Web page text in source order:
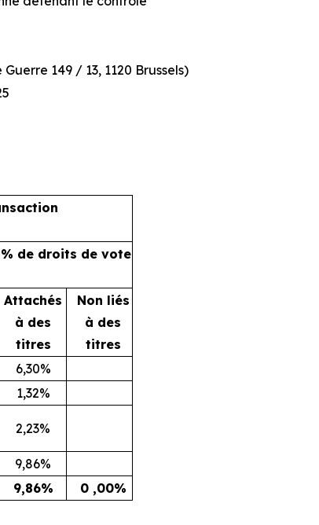
149 / 13, 1120 Brussels)
% de droits de vote
Attachés
à des
titres
Non liés
à des
titres
6,30%
1,32%
2,23%
9,86%
9,86% 0 ,00%